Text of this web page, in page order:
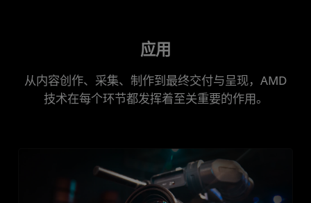
应用
从内容创作、采集、制作到最终交付与呈现，AMD
技术在每个环节都发挥着至关重要的作用。